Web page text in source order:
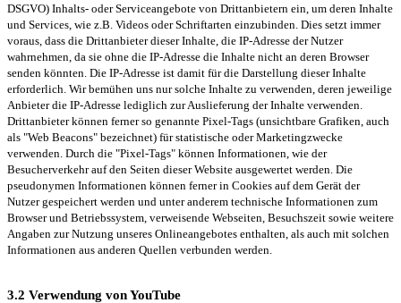
DSGVO) Inhalts- oder Serviceangebote von Drittanbietern ein, um deren Inhalte
und Services, wie z.B. Videos oder Schriftarten einzubinden. Dies setzt immer
voraus, dass die Drittanbieter dieser Inhalte, die IP-Adresse der Nutzer
wahrnehmen, da sie ohne die IP-Adresse die Inhalte nicht an deren Browser
senden könnten. Die IP-Adresse ist damit für die Darstellung dieser Inhalte
erforderlich. Wir bemühen uns nur solche Inhalte zu verwenden, deren jeweilige
Anbieter die IP-Adresse lediglich zur Auslieferung der Inhalte verwenden.
Drittanbieter können ferner so genannte Pixel-Tags (unsichtbare Grafiken, auch
als "Web Beacons" bezeichnet) für statistische oder Marketingzwecke
verwenden. Durch die "Pixel-Tags" können Informationen, wie der
Besucherverkehr auf den Seiten dieser Website ausgewertet werden. Die
pseudonymen Informationen können ferner in Cookies auf dem Gerät der
Nutzer gespeichert werden und unter anderem technische Informationen zum
Browser und Betriebssystem, verweisende Webseiten, Besuchszeit sowie weitere
Angaben zur Nutzung unseres Onlineangebotes enthalten, als auch mit solchen
Informationen aus anderen Quellen verbunden werden.
3.2 Verwendung von YouTube